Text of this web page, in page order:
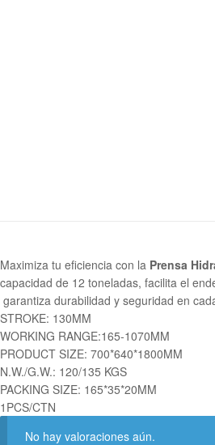
Maximiza tu eficiencia con la Prensa
capacidad de 12 toneladas, facilita el
garantiza durabilidad y seguridad en
STROKE: 130MM
WORKING RANGE:165-1070MM
PRODUCT SIZE: 700*640*1800MM
N.W./G.W.: 120/135 KGS
PACKING SIZE: 165*35*20MM
1PCS/CTN
No hay valoraciones aún.